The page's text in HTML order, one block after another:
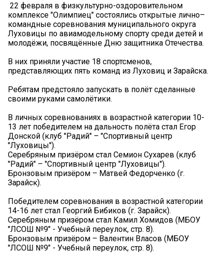
️ 22 февраля в физкультурно-оздоровительном
комплексе "Олимпиец" состоялись открытые лично–
командные соревнования муниципального округа
Луховицы по авиамодельному спорту среди детей и
молодёжи, посвящённые Дню защитника Отечества.
В них приняли участие 18 спортсменов,
представляющих пять команд из Луховиц и Зарайска.
️Ребятам предстояло запускать в полёт сделанные
своими руками самолётики.
В личных соревнованиях в возрастной категории 10-
13 лет победителем на дальность полёта стал Егор
Донской (клуб "Радий" – "Спортивный центр
"Луховицы").
Серебряным призёром стал Семион Сухарев (клуб
"Радий" – "Спортивный центр "Луховицы").
Бронзовым призёром – Матвей Федорченко (г.
Зарайск).
Победителем соревнования в возрастной категории
14-16 лет стал Георгий Бибиков (г. Зарайск).
Серебряным призёром стал Камил Хомидов (МБОУ
"ЛСОШ №9" - Учебный переулок, стр. 8).
Бронзовым призёром – Валентин Власов (МБОУ
"ЛСОШ №9" - Учебный переулок, стр. 8).